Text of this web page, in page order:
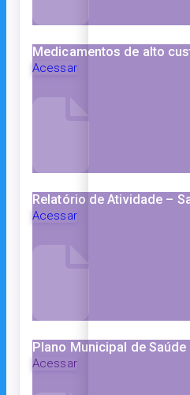
Medicamentos de alto
Acessar
Relatório de Atividade –
Acessar
Plano Municipal de Saúde
Acessar